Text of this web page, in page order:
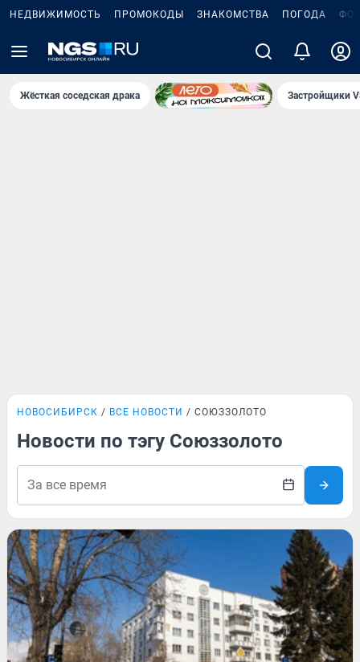
НЕДВИЖИМОСТЬ ПРОМОКОДЫ ЗНАКОМСТВА ПОГОДА
Жёсткая соседская драка Застройщики
НОВОСИБИРСК ВСЕ НОВОСТИ СОЮЗЗОЛОТО
Новости по тэгу Союззолото